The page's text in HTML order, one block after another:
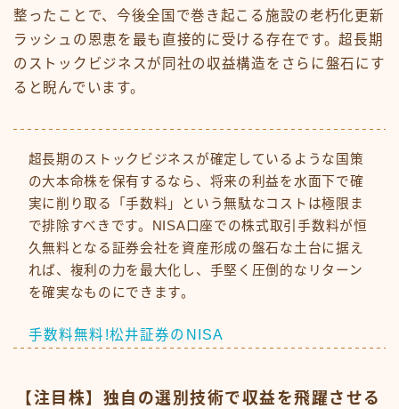
整ったことで、今後全国で巻き起こる施設の老朽化更新
ラッシュの恩恵を最も直接的に受ける存在です。超長期
のストックビジネスが同社の収益構造をさらに盤石にす
ると睨んでいます。
超長期のストックビジネスが確定しているような国策
の大本命株を保有するなら、将来の利益を水面下で確
実に削り取る「手数料」という無駄なコストは極限ま
で排除すべきです。NISA口座での株式取引手数料が恒
久無料となる証券会社を資産形成の盤石な土台に据え
れば、複利の力を最大化し、手堅く圧倒的なリターン
を確実なものにできます。
手数料無料!松井証券のNISA
【注目株】独自の選別技術で収益を飛躍させる